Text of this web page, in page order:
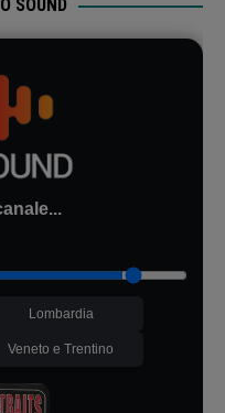
SOUND
Lombardia
Veneto e Trentino